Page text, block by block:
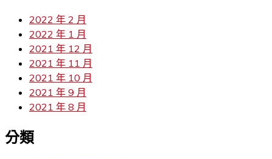
2022 年 2 月
2022 年 1 月
2021 年 12 月
2021 年 11 月
2021 年 10 月
2021 年 9 月
2021 年 8 月
分類